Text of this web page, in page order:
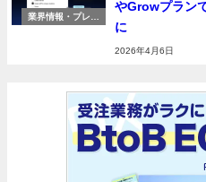
業界情報・プレス
やGrowプラン
に
2026年4月6日